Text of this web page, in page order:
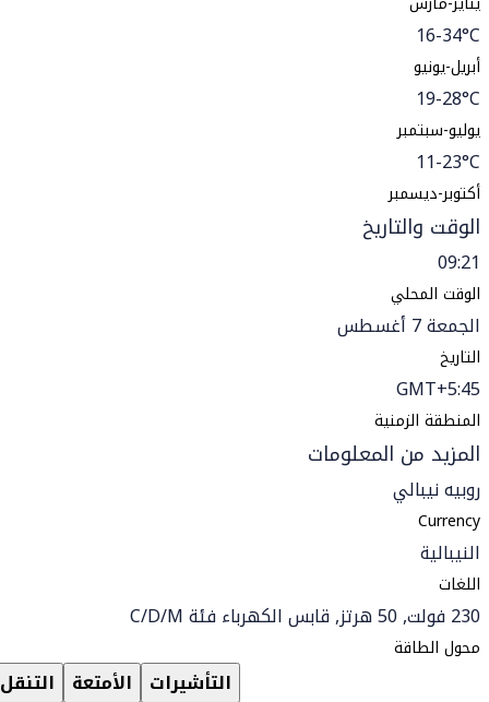
16-34°C
أبريل-يونيو
19-28°C
يوليو-سبتمبر
11-23°C
أكتوبر-ديسمبر
الوقت والتاريخ
09:21
الوقت المحلي
الجمعة 7 أغسطس
التاريخ
GMT+5:45
المنطقة الزمنية
المزيد من المعلومات
روبيه نيبالي
Currency
النيبالية
اللغات
230 فولت, 50 هرتز, قابس الكهرباء فئة C/D/M
محول الطاقة
التنقل الأمتعة التأشيرات